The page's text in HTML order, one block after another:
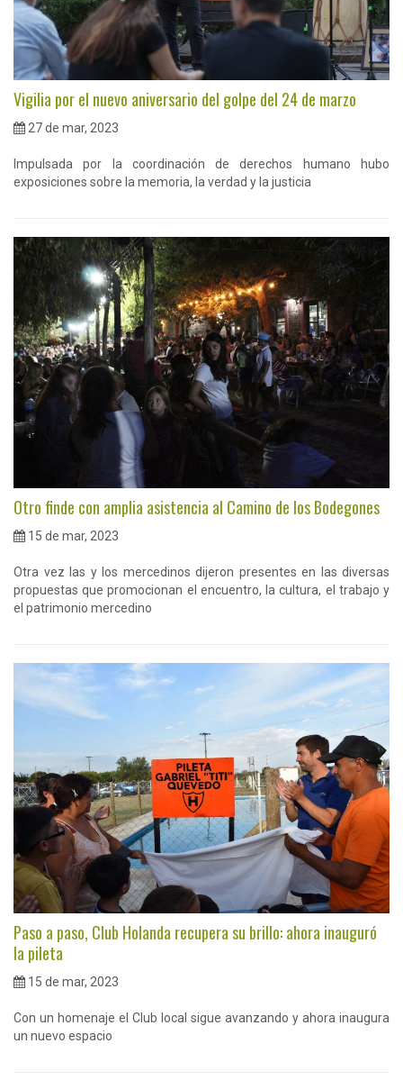
Vigilia por el nuevo aniversario del golpe del 24 de marzo
27 de mar, 2023
Impulsada por la coordinación de derechos humano hubo
exposiciones sobre la memoria, la verdad y la justicia
Otro finde con amplia asistencia al Camino de los Bodegones
15 de mar, 2023
Otra vez las y los mercedinos dijeron presentes en las diversas
propuestas que promocionan el encuentro, la cultura, el trabajo y
el patrimonio mercedino
Paso a paso, Club Holanda recupera su brillo: ahora inauguró
la pileta
15 de mar, 2023
Con un homenaje el Club local sigue avanzando y ahora inaugura
un nuevo espacio